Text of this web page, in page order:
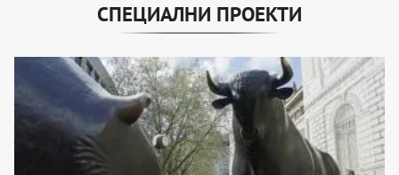
СПЕЦИАЛНИ ПРОЕКТИ